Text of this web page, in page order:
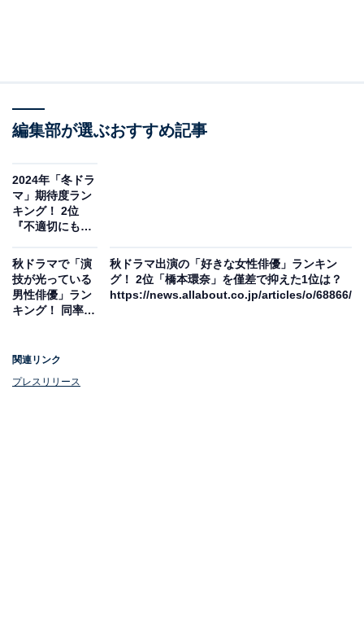
手がかかる』（フジテレビ系）です。ムロツヨシさんが
主演を務め、芸能事務所の元敏腕マネージャー役を好演
共演の平手友梨奈さん演じる、一見クールで無愛想なポ
ンコツ新人弁護士との年の差バディが好評を博していま
す。正反対の性格の2人のテンポの良いやりとりが見ど
ころです。
編集部が選ぶおすすめ記事
2024年「冬ドラ
マ」期待度ラン
キング！ 2位
『不適切にもほ
1位は？
秋ドラマで「演
技が光っている
男性俳優」ラン
キング！ 同率2
陽」、1位は？
秋ドラマ出演の「好きな女性俳優」ランキン
グ！ 2位「橋本環奈」を僅差で抑えた1位は？
https://news.allabout.co.jp/articles/o/68866/
関連リンク
プレスリリース